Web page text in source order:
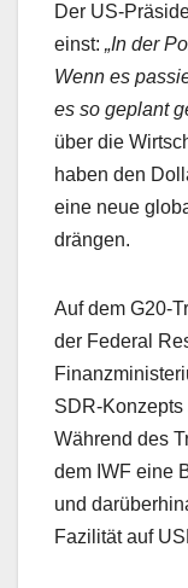
Der US-
einst: „In der
Wenn es
es so geplant
über die
haben den
eine neue
drängen.
Auf dem G20-
der Federal
SDR-Konzepts
Während des
dem IWF eine
und
Fazilität auf